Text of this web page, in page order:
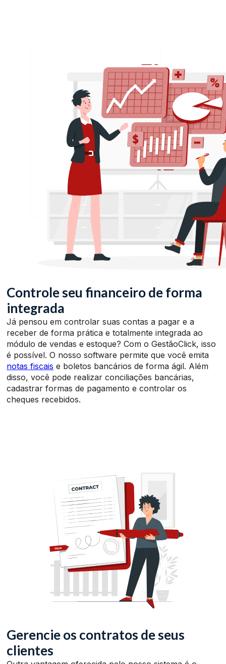
Controle seu financeiro de forma
integrada
Já pensou em controlar suas contas a pagar e a
receber de forma prática e totalmente integrada ao
módulo de vendas e estoque? Com o GestãoClick, isso
é possível. O nosso software permite que você emita
notas fiscais e boletos bancários de forma ágil. Além
disso, você pode realizar conciliações bancárias,
cadastrar formas de pagamento e controlar os
cheques recebidos.
Gerencie os contratos de seus
clientes